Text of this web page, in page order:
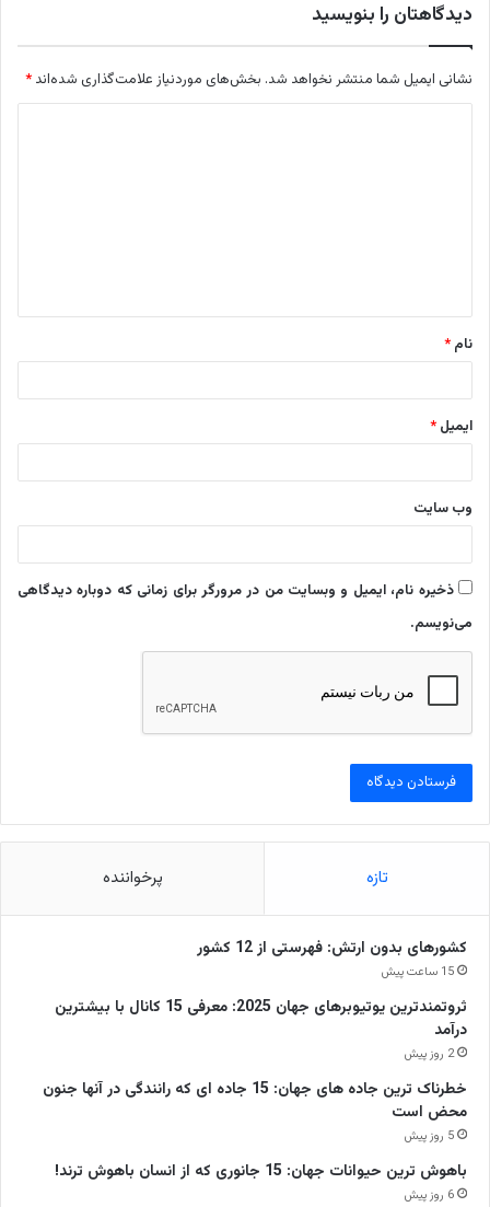
دیدگاهتان را بنویسید
نشانی ایمیل شما منتشر نخواهد شد. بخش‌های موردنیاز علامت‌گذاری شده‌اند *
*
نام *
ایمیل *
وب‌ سایت
ذخیره نام، ایمیل و وبسایت من در مرورگر برای زمانی که دوباره دیدگاهی
می‌نویسم.
تازه پرخواننده
کشورهای بدون ارتش: فهرستی از 12 کشور
15 ساعت پیش
ثروتمندترین یوتیوبرهای جهان 2025: معرفی 15 کانال با بیشترین
درآمد
2 روز پیش
خطرناک ترین جاده های جهان: 15 جاده ای که رانندگی در آنها جنون
محض است
5 روز پیش
باهوش ترین حیوانات جهان: 15 جانوری که از انسان باهوش ترند!
6 روز پیش